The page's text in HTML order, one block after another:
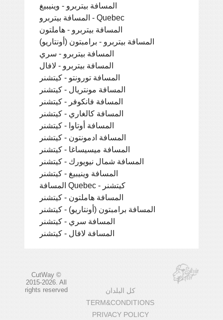
المسافة بيتربرو - وينيبيغ
المسافة بيتربرو - Quebec
المسافة بيتربرو - هاملتون
المسافة بيتربرو - برامبتون (أونتاريو)
المسافة بيتربرو - سري
المسافة بيتربرو - لافال
المسافة تورونتو - كيتشنر
المسافة مونتريال - كيتشنر
المسافة فانكوفر - كيتشنر
المسافة كالغاري - كيتشنر
المسافة أوتاوا - كيتشنر
المسافة ادمونتون - كيتشنر
المسافة ميسيساغا - كيتشنر
المسافة شمال نيويورك - كيتشنر
المسافة وينيبيغ - كيتشنر
المسافة Quebec - كيتشنر
المسافة هاملتون - كيتشنر
المسافة برامبتون (أونتاريو) - كيتشنر
المسافة سري - كيتشنر
المسافة لافال - كيتشنر
CutWay ©
2015-2026. All
rights reserved
كل البلدان
TERM&CONDITIONS
PRIVACY POLICY